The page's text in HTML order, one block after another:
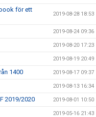
för ett
2019-08-28 18:53
2019-08-24 09:36
2019-08-20 17:23
2019-08-19 20:49
1400 2019-08-17 09:37
2019-08-13 16:34
2019/2020 2019-08-01 10:50
2019-05-16 21:43